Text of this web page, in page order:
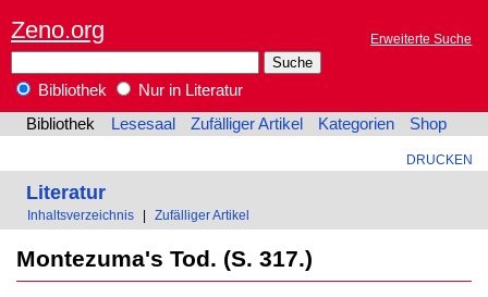
Zeno.org Erweiterte Suche
Bibliothek
Nur in Literatur
Bibliothek
Lesesaal Zufälliger Artikel Kategorien Shop
DRUCKEN
Literatur
Inhaltsverzeichnis Zufälliger Artikel
Montezuma's Tod. (S. 317.)